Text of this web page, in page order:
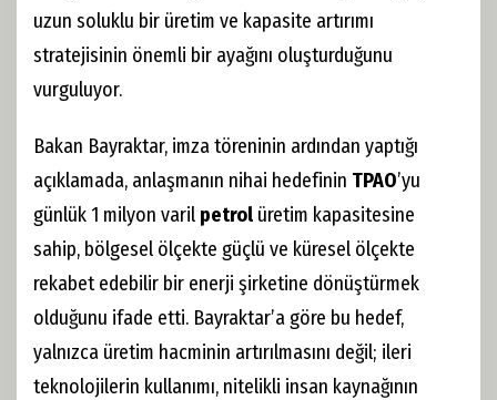
uzun soluklu bir üretim ve kapasite artırımı
stratejisinin önemli bir ayağını oluşturduğunu
vurguluyor.
Bakan Bayraktar, imza töreninin ardından yaptığı
açıklamada, anlaşmanın nihai hedefinin TPAO’yu
günlük 1 milyon varil petrol üretim kapasitesine
sahip, bölgesel ölçekte güçlü ve küresel ölçekte
rekabet edebilir bir enerji şirketine dönüştürmek
olduğunu ifade etti. Bayraktar’a göre bu hedef,
yalnızca üretim hacminin artırılmasını değil; ileri
teknolojilerin kullanımı, nitelikli insan kaynağının